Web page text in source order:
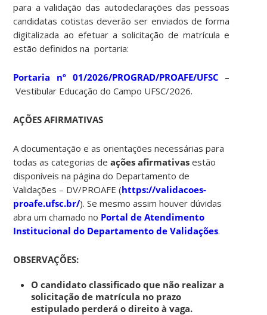
para a validação das autodeclarações das pessoas
candidatas cotistas deverão ser enviados de forma
digitalizada ao efetuar a solicitação de matrícula e
estão definidos na portaria:
Portaria nº 01/2026/PROGRAD/PROAFE/UFSC –
Vestibular Educação do Campo UFSC/2026.
AÇÕES AFIRMATIVAS
A documentação e as orientações necessárias para
todas as categorias deações afirmativas estão
disponíveis na página do Departamento de
Validações – DV/PROAFE (https://validacoes-
proafe.ufsc.br/). Se mesmo assim houver dúvidas
abra um chamado no Portal de Atendimento
Institucional do Departamento de Validações.
OBSERVAÇÕES:
O candidato classificado que não realizar a
solicitação de matrícula no prazo
estipulado perderá o direito à vaga.